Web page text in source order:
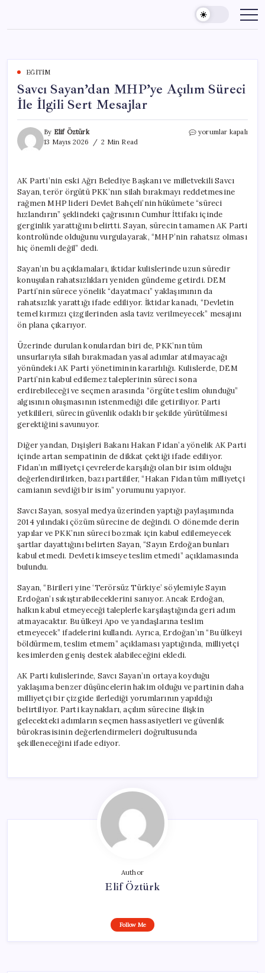
content
EĞITIM
Savcı Sayan’dan MHP’ye Açılım Süreci
İle İlgili Sert Mesajlar
By Elif Öztürk
13 Mayıs 2026
2 Min Read
Savcı
İle
İlgili
Sert
Mesajlar
için
yorumlar kapalı
AK Parti’nin eski Ağrı Belediye Başkanı ve milletvekili Savcı
Sayan, terör örgütü PKK’nın silah bırakmayı reddetmesine
rağmen MHP lideri Devlet Bahçeli’nin hükümete “süreci
hızlandırın” şeklindeki çağrısının Cumhur İttifakı içinde
gerginlik yarattığını belirtti. Sayan, sürecin tamamen AK Parti
kontrolünde olduğunu vurgulayarak, “MHP’nin rahatsız olması
hiç önemli değil” dedi.
Sayan’ın bu açıklamaları, iktidar kulislerinde uzun süredir
konuşulan rahatsızlıkları yeniden gündeme getirdi. DEM
Parti’nin sürece yönelik “dayatmacı” yaklaşımının da
rahatsızlık yarattığı ifade ediliyor. İktidar kanadı, “Devletin
temel kırmızı çizgilerinden asla taviz verilmeyecek” mesajını
ön plana çıkarıyor.
Üzerinde durulan konulardan biri de, PKK’nın tüm
unsurlarıyla silah bırakmadan yasal adımlar atılmayacağı
yönündeki AK Parti yönetiminin kararlılığı. Kulislerde, DEM
Parti’nin kabul edilemez taleplerinin süreci sona
erdirebileceği ve seçmen arasında “örgüte teslim olunduğu”
algısının oluşmasının istenmediği dile getiriliyor. Parti
yetkilileri, sürecin güvenlik odaklı bir şekilde yürütülmesi
gerektiğini savunuyor.
Diğer yandan, Dışişleri Bakanı Hakan Fidan’a yönelik AK Parti
içinde artan sempatinin de dikkat çektiği ifade ediliyor.
Fidan’ın milliyetçi çevrelerde karşılığı olan bir isim olduğu
değerlendirilirken, bazı partililer, “Hakan Fidan tüm milliyetçi
camianın sevdiği bir isim” yorumunu yapıyor.
Savcı Sayan, sosyal medya üzerinden yaptığı paylaşımında
2014 yılındaki çözüm sürecine de değindi. O dönemde derin
yapılar ve PKK’nın süreci bozmak için kabul edilemeyecek
şartlar dayattığını belirten Sayan, “Sayın Erdoğan bunları
kabul etmedi. Devleti kimseye teslim etmedi” açıklamasında
bulundu.
Sayan, “Birileri yine ‘Terörsüz Türkiye’ söylemiyle Sayın
Erdoğan’ı sıkıştırabileceklerini sanıyor. Ancak Erdoğan,
halkın kabul etmeyeceği taleplerle karşılaştığında geri adım
atmayacaktır. Bu ülkeyi Apo ve yandaşlarına teslim
etmeyecek” ifadelerini kullandı. Ayrıca, Erdoğan’ın “Bu ülkeyi
böldürmem, teslim etmem” açıklaması yaptığında, milliyetçi
kesimlerden geniş destek alabileceğini ekledi.
AK Parti kulislerinde, Savcı Sayan’ın ortaya koyduğu
yaklaşıma benzer düşüncelerin hakim olduğu ve partinin daha
milliyetçi bir çizgide ilerlediği yorumlarının yapıldığı
belirtiliyor. Parti kaynakları, açılım sürecine ilişkin
gelecekteki adımların seçmen hassasiyetleri ve güvenlik
bürokrasisinin değerlendirmeleri doğrultusunda
şekilleneceğini ifade ediyor.
Author
Elif Öztürk
Follow Me